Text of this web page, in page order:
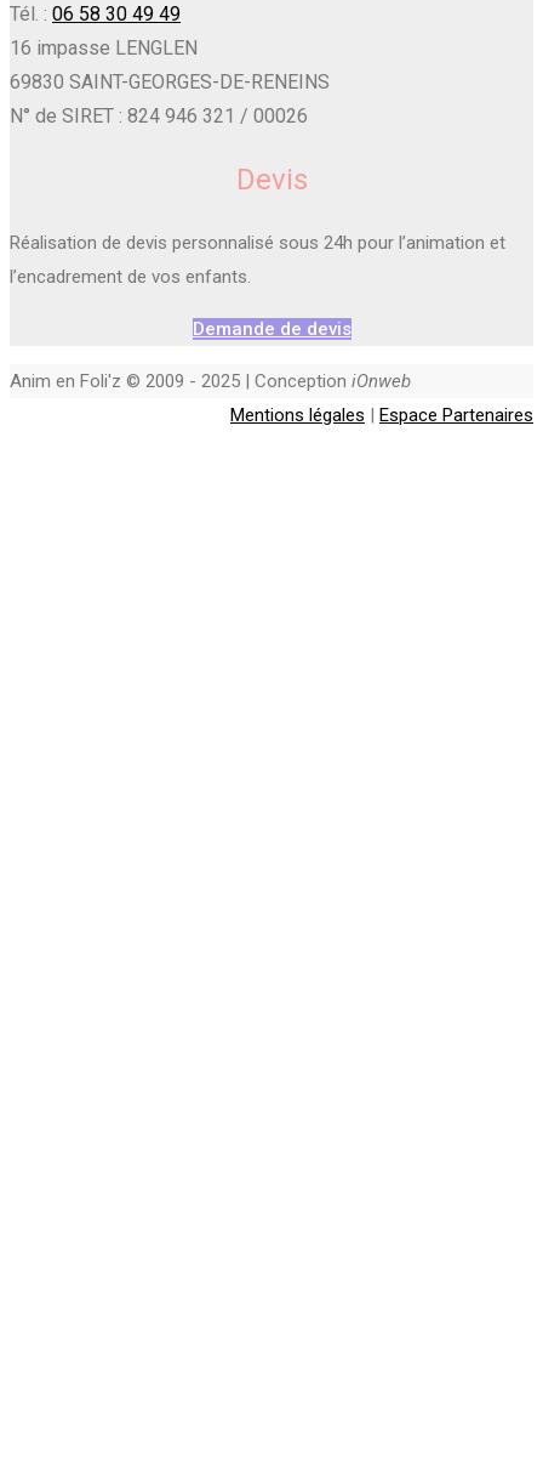
Tél. : 06 58 30 49 49
16 impasse LENGLEN
69830 SAINT-GEORGES-DE-RENEINS
N° de SIRET : 824 946 321 / 00026
Devis
Réalisation de devis personnalisé sous 24h pour l’animation et
l’encadrement de vos enfants.
Demande de devis
Anim en Foli'z © 2009 - 2025 | Conception iOnweb
Mentions légales | Espace Partenaires